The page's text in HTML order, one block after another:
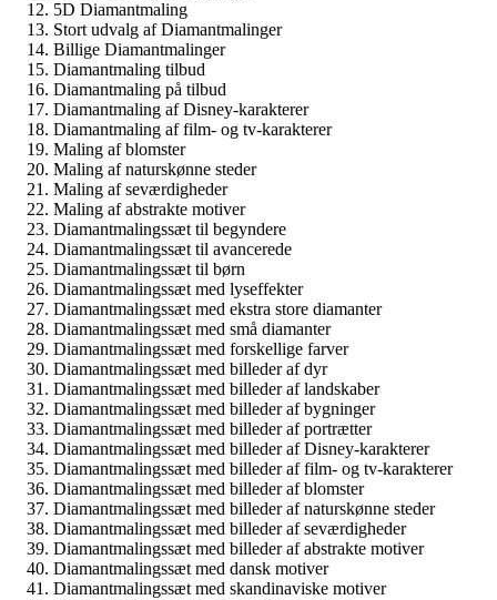
5D Diamantmaling
Stort udvalg af Diamantmalinger
Billige Diamantmalinger
Diamantmaling tilbud
Diamantmaling på tilbud
Diamantmaling af Disney-karakterer
Diamantmaling af film- og tv-karakterer
Maling af blomster
Maling af naturskønne steder
Maling af seværdigheder
Maling af abstrakte motiver
Diamantmalingssæt til begyndere
Diamantmalingssæt til avancerede
Diamantmalingssæt til børn
Diamantmalingssæt med lyseffekter
Diamantmalingssæt med ekstra store diamanter
Diamantmalingssæt med små diamanter
Diamantmalingssæt med forskellige farver
Diamantmalingssæt med billeder af dyr
Diamantmalingssæt med billeder af landskaber
Diamantmalingssæt med billeder af bygninger
Diamantmalingssæt med billeder af portrætter
Diamantmalingssæt med billeder af Disney-karakterer
Diamantmalingssæt med billeder af film- og tv-karakterer
Diamantmalingssæt med billeder af blomster
Diamantmalingssæt med billeder af naturskønne steder
Diamantmalingssæt med billeder af seværdigheder
Diamantmalingssæt med billeder af abstrakte motiver
Diamantmalingssæt med dansk motiver
Diamantmalingssæt med skandinaviske motiver